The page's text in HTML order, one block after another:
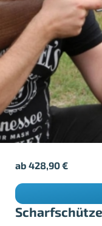
ab428,90€